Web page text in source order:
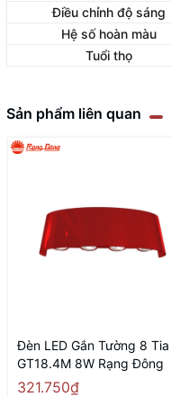
Điều chỉnh độ sáng
Hệ số hoàn màu
Tuổi thọ
Sản phẩm liên quan
Đèn LED Gắn Tường 8 Tia
GT18.4M 8W Rạng Đông
321.750₫